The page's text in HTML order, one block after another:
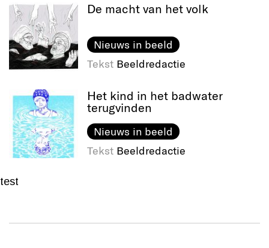
De macht van het volk
Nieuws in beeld
Tekst Beeldredactie
Het kind in het badwater
terugvinden
Nieuws in beeld
Tekst Beeldredactie
test